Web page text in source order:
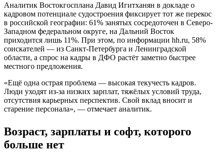
Аналитик Востокгосплана Давид Игитханян в докладе о
кадровом потенциале судостроения фиксирует тот же перекос
в российской географии: 61% занятых сосредоточен в Северо-
Западном федеральном округе, на Дальний Восток
приходится лишь 11%. При этом, по информации hh.ru, 58%
соискателей — из Санкт-Петербурга и Ленинградской
области, а спрос на кадры в ДФО растёт заметно быстрее
местного предложения.
«Ещё одна острая проблема — высокая текучесть кадров.
Люди уходят из-за низких зарплат, тяжёлых условий труда,
отсутствия карьерных перспектив. Свой вклад вносит и
старение персонала», — отмечает аналитик.
Возраст, зарплаты и софт, которого
больше нет